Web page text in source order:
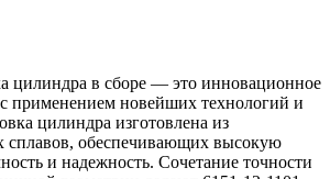
цилиндра в сборе — это инновационное
применением новейших технологий и
цилиндра изготовлена из
сплавов, обеспечивающих высокую
и надежность. Сочетание точности